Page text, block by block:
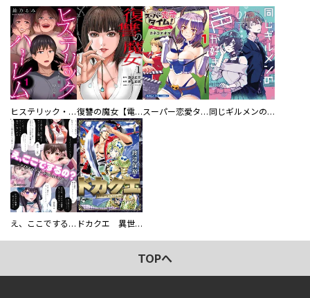
ヒステリック・ハーレム～搾られる男と堕ちる女～【電子単行本版】 復讐の魔女【電子単行本版】 スーパー恋愛タイム！～現場でドＳな彼女は自宅でデレる～ 同じギルメンの声が好き
え、ここでするの？ アイドルのファンが知らない日常 ドカクエ 異世界ドカコッククエスト
TOPへ